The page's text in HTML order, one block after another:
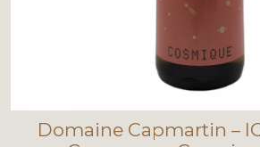
Domaine Capmartin –